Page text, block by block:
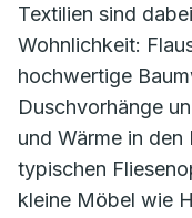
Textilien sind
Wohnlichkeit:
hochwertige
Duschvorhänge
und Wärme in den
typischen
kleine Möbel wie